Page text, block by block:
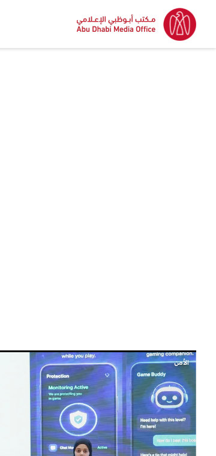
الأمن